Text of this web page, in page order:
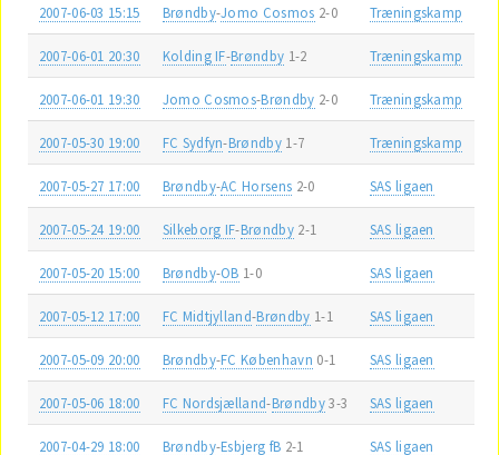
2007-06-03 15:15 Brøndby-Jomo Cosmos 2-0 Træningskamp
2007-06-01 20:30 Kolding IF-Brøndby 1-2 Træningskamp
2007-06-01 19:30 Jomo Cosmos-Brøndby 2-0 Træningskamp
2007-05-30 19:00 FC Sydfyn-Brøndby 1-7 Træningskamp
2007-05-27 17:00 Brøndby-AC Horsens 2-0 SAS ligaen
2007-05-24 19:00 Silkeborg IF-Brøndby 2-1 SAS ligaen
2007-05-20 15:00 Brøndby-OB 1-0 SAS ligaen
2007-05-12 17:00 FC Midtjylland-Brøndby 1-1 SAS ligaen
2007-05-09 20:00 Brøndby-FC København 0-1 SAS ligaen
2007-05-06 18:00 FC Nordsjælland-Brøndby3-3 SAS ligaen
2007-04-29 18:00 Brøndby-Esbjerg fB 2-1 SAS ligaen